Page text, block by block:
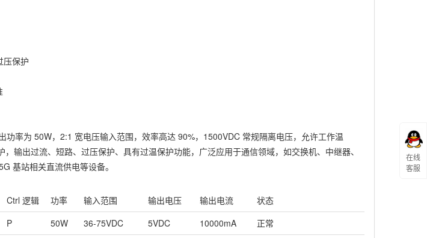
压保护
功率为 50W，2:1 宽电压输入范围，效率高达 90%，1500VDC 常规隔离电压，允许工作温
出过流、短路、过压保护、具有过温保护功能，广泛应用于通信领域，如交换机、中继器、
基站相关直流供电等设备。
Ctrl 逻辑 功率 输入范围 输出电压 输出电流
状态
P 50W 36-75VDC 5VDC 10000mA
正常
在线
客服